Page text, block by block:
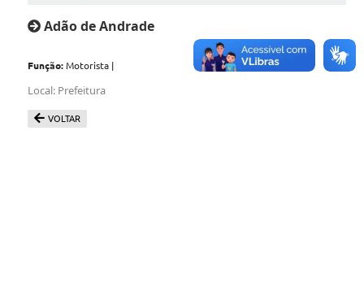
Câmara Municipal
Adão de Andrade
Função: Motorista |
Local: Prefeitura
VOLTAR